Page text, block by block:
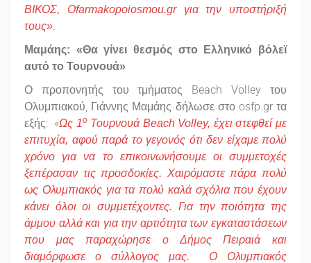
ΒΙΚΟΣ, Ofarmakopoiosmou.gr για την υποστήριξή
τους».
Μαμάης: «Θα γίνει θεσμός στο Ελληνικό βόλεϊ
αυτό το Τουρνουά»
Ο προπονητής του τμήματος Beach Volley του
Ολυμπιακού, Γιάννης Μαμάης δήλωσε στο osfp.gr τα
εξής: «Ως 1οΤουρνουά Beach Volley, έχει στεφθεί με
επιτυχία, αφού παρά το γεγονός ότι δεν είχαμε πολύ
χρόνο για να το επικοινωνήσουμε οι συμμετοχές
ξεπέρασαν τις προσδοκίες. Χαιρόμαστε πάρα πολύ
ως Ολυμπιακός για τα πολύ καλά σχόλια που έχουν
κάνει όλοι οι συμμετέχοντες. Για την ποιότητα της
άμμου αλλά και για την αρτιότητα των εγκαταστάσεων
που μας παραχώρησε ο Δήμος Πειραιά και
διαμόρφωσε ο σύλλογος μας. Ο Ολυμπιακός